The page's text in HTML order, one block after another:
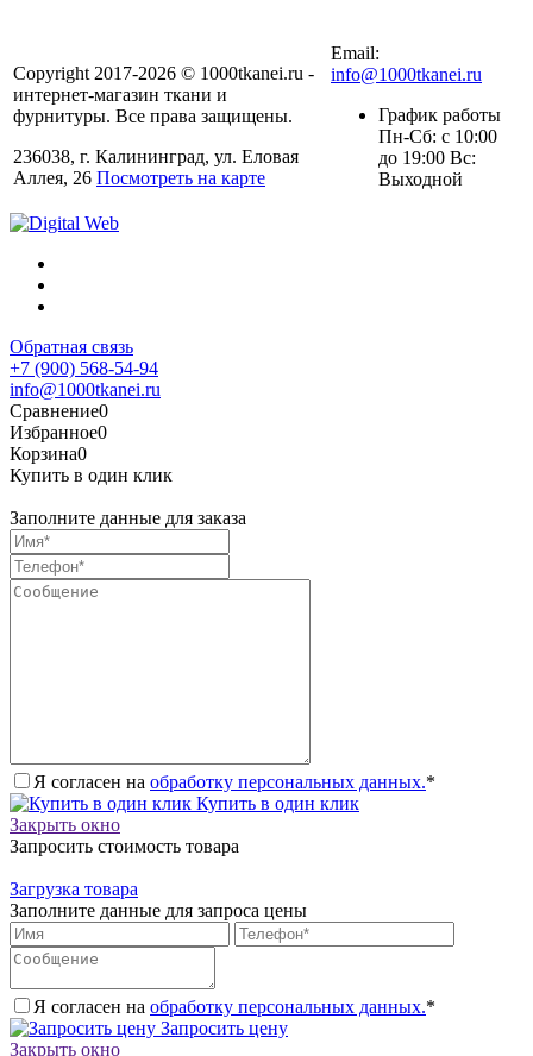
Copyright 2017-2026 © 1000tkanei.ru -
интернет-магазин ткани и
фурнитуры. Все права защищены.
236038, г. Калининград, ул. Еловая
Аллея, 26 Посмотреть на карте
Email:
info@1000tkanei.ru
График работы
Пн-Сб: с 10:00
до 19:00 Вс:
Выходной
Обратная связь
+7 (900) 568-54-94
info@1000tkanei.ru
Сравнение0
Избранное0
Корзина0
Купить в один клик
Заполните данные для заказа
Я согласен на обработку персональных данных.*
Купить в один клик
Закрыть окно
Запросить стоимость товара
Загрузка товара
Заполните данные для запроса цены
Я согласен на обработку персональных данных.*
Запросить цену
Закрыть окно